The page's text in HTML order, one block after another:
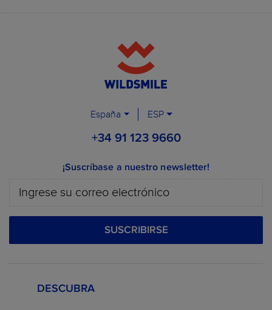
España ESP
+34 91 123 9660
¡Suscríbase a nuestro newsletter!
SUSCRIBIRSE
DESCUBRA